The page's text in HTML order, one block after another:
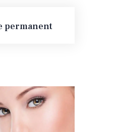
permanent